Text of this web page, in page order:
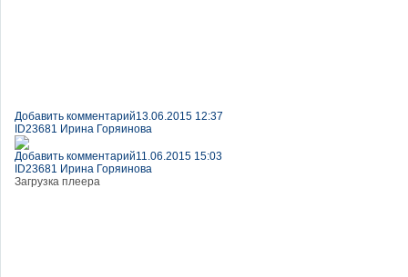
Добавить комментарий13.06.2015 12:37
ID23681 Ирина Горяинова
Добавить комментарий11.06.2015 15:03
ID23681 Ирина Горяинова
Загрузка плеера